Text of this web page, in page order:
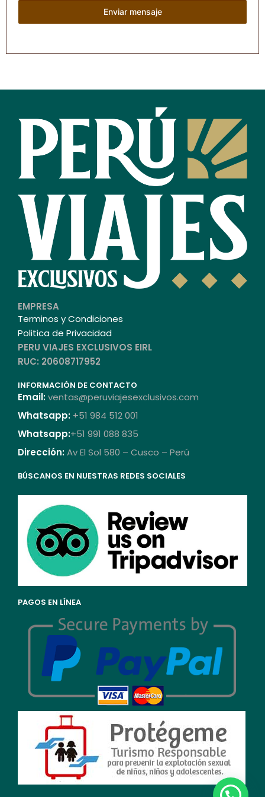
Enviar mensaje
EMPRESA
Terminos y Condiciones
Politica de Privacidad
PERU VIAJES EXCLUSIVOS EIRL
RUC: 20608717952
INFORMACIÓN DE CONTACTO
Email:ventas@peruviajesexclusivos.com
Whatsapp: +51 984 512 001
Whatsapp:+51 991 088 835
Dirección:Av El Sol 580 – Cusco – Perú
BÚSCANOS EN NUESTRAS REDES SOCIALES
PAGOS EN LÍNEA